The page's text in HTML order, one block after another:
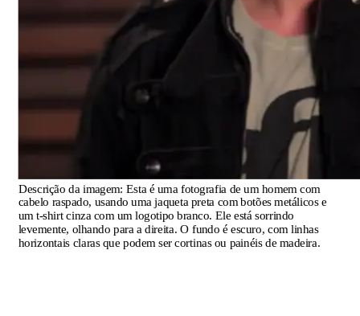
Descrição da imagem: Esta é uma fotografia de um homem com
cabelo raspado, usando uma jaqueta preta com botões metálicos e
um t-shirt cinza com um logotipo branco. Ele está sorrindo
levemente, olhando para a direita. O fundo é escuro, com linhas
horizontais claras que podem ser cortinas ou painéis de madeira.